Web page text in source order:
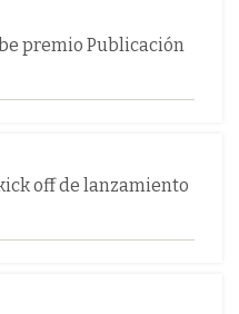
premio Publicación
off de lanzamiento